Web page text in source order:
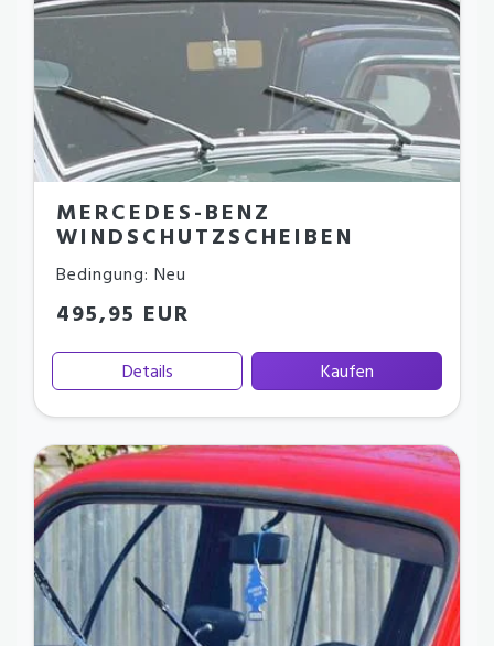
MERCEDES-BENZ
WINDSCHUTZSCHEIBEN
Bedingung: Neu
495,95 EUR
Details Kaufen